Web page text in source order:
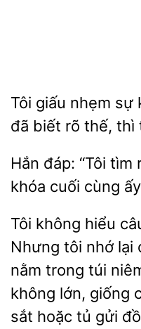
Tôi giấu nhẹm sự
đã biết rõ thế, thì
Hắn đáp: “Tôi tìm
cuối cùng
Tôi không hiểu
Nhưng tôi nhớ lại
nằm trong
không lớn, giống
sắt hoặc tủ gửi đồ